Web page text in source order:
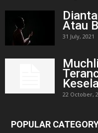
Atau
31 July, 2021
22 October,
POPULAR